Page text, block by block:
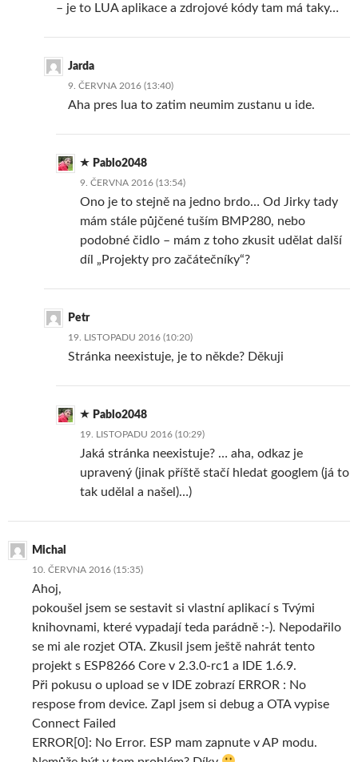
– je to LUA aplikace a zdrojové kódy tam má taky…
Jarda
9. ČERVNA 2016 (13:40)
Aha pres lua to zatim neumim zustanu u ide.
Pablo2048
9. ČERVNA 2016 (13:54)
Ono je to stejně na jedno brdo… Od Jirky tady
mám stále půjčené tuším BMP280, nebo
podobné čidlo – mám z toho zkusit udělat další
díl „Projekty pro začátečníky“?
Petr
19. LISTOPADU 2016 (10:20)
Stránka neexistuje, je to někde? Děkuji
Pablo2048
19. LISTOPADU 2016 (10:29)
Jaká stránka neexistuje? … aha, odkaz je
upravený (jinak příště stačí hledat googlem (já to
tak udělal a našel)…)
Michal
10. ČERVNA 2016 (15:35)
Ahoj,
pokoušel jsem se sestavit si vlastní aplikací s Tvými
knihovnami, které vypadají teda parádně :-). Nepodařilo
se mi ale rozjet OTA. Zkusil jsem ještě nahrát tento
projekt s ESP8266 Core v 2.3.0-rc1 a IDE 1.6.9.
Při pokusu o upload se v IDE zobrazí ERROR : No
respose from device. Zapl jsem si debug a OTA vypise
Connect Failed
ERROR[0]: No Error. ESP mam zapnute v AP modu.